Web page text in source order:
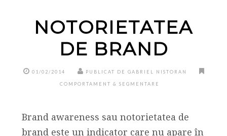
NOTORIETATEA
DE BRAND
01/02/2014 PUBLICAT DE GABRIEL NISTORAN
COMPORTAMENT & SEGMENTARE
Brand awareness sau notorietatea de
brand este un indicator care nu apare în